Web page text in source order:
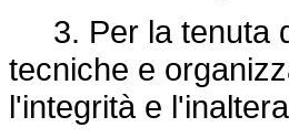
3. Per la tenuta
tecniche e
l'integrità e